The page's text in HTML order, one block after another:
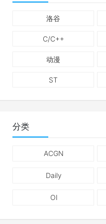
洛谷
C/C++
动漫
ST
分类
ACGN
Daily
OI